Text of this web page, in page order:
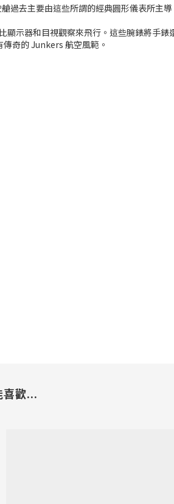
過去主要由這些所謂的經典圓形儀表所主導
示器和目視觀察來飛行。這些腕錶將手錶
奇的 Junkers 航空風範。
喜歡...